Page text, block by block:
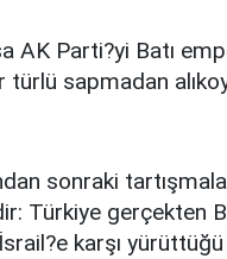
AK Parti?yi Batı
sapmadan
sonraki
Türkiye gerçekten
karşı yürüttüğü